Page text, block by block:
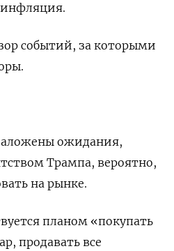
событий, за которыми
ожидания,
Трампа, вероятно,
на рынке.
планом «покупать
продавать все